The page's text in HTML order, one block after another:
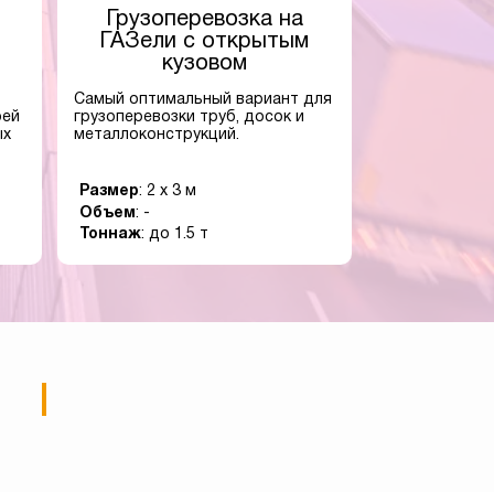
Грузоперевозка на
ГАЗели с открытым
кузовом
Самый оптимальный вариант для
грузоперевозки труб, досок и
металлоконструкций.
Размер: 2 x 3 м
Объем: -
Тоннаж: до 1.5 т